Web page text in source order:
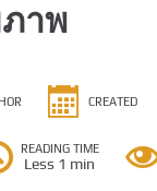
าพ
CREATED
READING TIME
Less 1 min